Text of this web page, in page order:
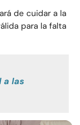
de cuidar a la
para la falta
a las